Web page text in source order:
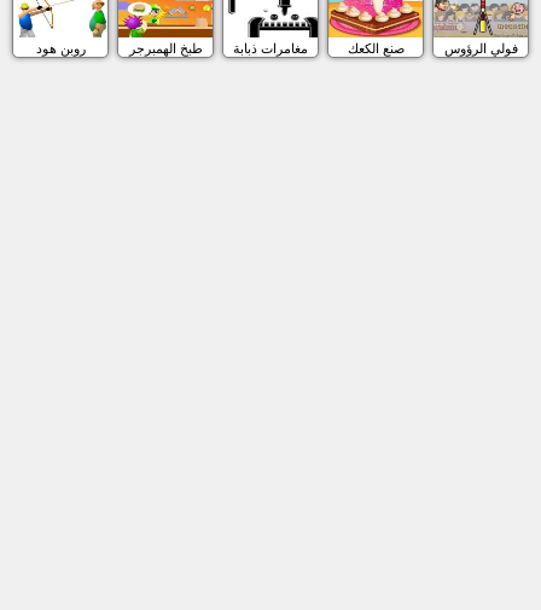
روبن هود طبخ الهمبرجر مغامرات ذبابة صنع الكعك فولي الرؤوس